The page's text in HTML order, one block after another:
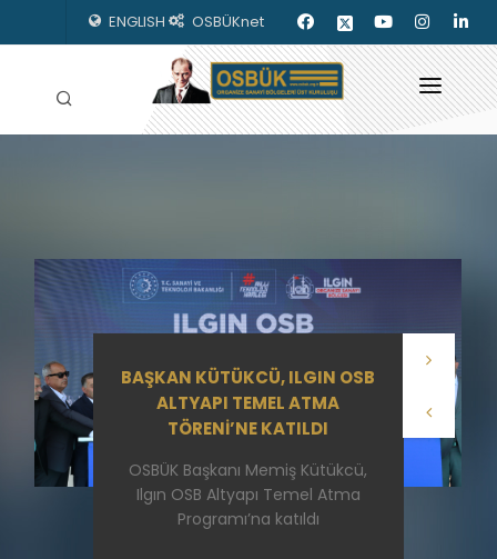
ENGLISH OSBÜKnet
MEVZUAT
KILAVUZLAR
YAYINLARIMIZ
ENERJİ İZLEME
İLETİŞİM
BAŞKAN KÜTÜKCÜ, ILGIN OSB
ALTYAPI TEMEL ATMA
TÖRENİ’NE KATILDI
OSBÜK Başkanı Memiş Kütükcü,
Ilgın OSB Altyapı Temel Atma
Programı’na katıldı